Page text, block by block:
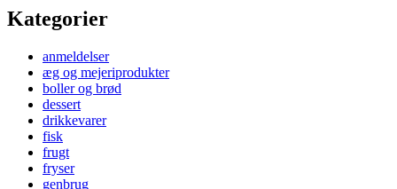
Kategorier
anmeldelser
æg og mejeriprodukter
boller og brød
dessert
drikkevarer
fisk
frugt
fryser
genbrug